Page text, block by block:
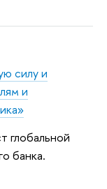
силу и
и
глобальной
банка.